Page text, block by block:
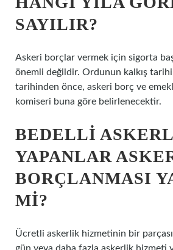
SAYILIR?
Askeri borçlar vermek için sigorta
önemli değildir. Ordunun kalkış
tarihinden önce, askeri borç ve
komiseri buna göre belirlenecektir.
BEDELLI
YAPANLAR
BORÇLANMASI
MI?
Ücretli askerlik hizmetinin bir